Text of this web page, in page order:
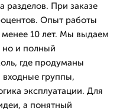
разделов. При заказе
Опыт работы
менее 10 лет. Мы выдаем
но и полный
где продуманы
входные группы,
эксплуатации. Для
а понятный